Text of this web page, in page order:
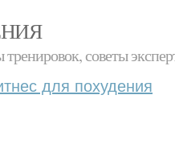
советы
для похудения